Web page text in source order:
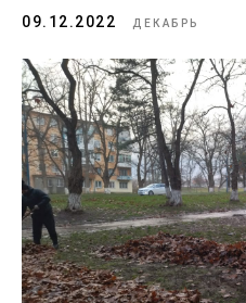
09.12.2022 ДЕКАБРЬ